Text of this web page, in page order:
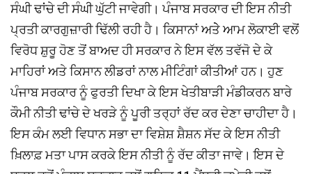
ਸੰਘੀ ਢਾਂਚੇ ਦੀ ਸੰਘੀ ਘੁੱਟੀ ਜਾਵੇਗੀ। ਪੰਜਾਬ ਸਰਕਾਰ ਦੀ ਇਸ ਨੀਤੀ
ਪ੍ਰਤੀ ਕਾਰਗੁਜ਼ਾਰੀ ਢਿੱਲੀ ਰਹੀ ਹੈ। ਕਿਸਾਨਾਂ ਅਤੇੇ ਆਮ ਲੋਕਾਈ ਵਲੋਂ
ਵਿਰੋਧ ਸ਼ੁਰੂ ਹੋਣ ਤੋਂ ਬਾਅਦ ਹੀ ਸਰਕਾਰ ਨੇ ਇਸ ਵੱਲ ਤਵੱਜੋ ਦੇ ਕੇ
ਮਾਹਿਰਾਂ ਅਤੇ ਕਿਸਾਨ ਲੀਡਰਾਂ ਨਾਲ ਮੀਟਿੰਗਾਂ ਕੀਤੀਆਂ ਹਨ। ਹੁਣ
ਪੰਜਾਬ ਸਰਕਾਰ ਨੂੰ ਫੁਰਤੀ ਦਿਖਾ ਕੇ ਇਸ ਖੇਤੀਬਾੜੀ ਮੰਡੀਕਰਨ ਬਾਰੇ
ਕੌਮੀ ਨੀਤੀ ਢਾਂਚੇ ਦੇ ਖਰੜੇ ਨੂੰ ਪੂਰੀ ਤਰ੍ਹਾਂ ਰੱਦ ਕਰ ਦੇਣਾ ਚਾਹੀਦਾ ਹੈ।
ਇਸ ਕੰਮ ਲਈ ਵਿਧਾਨ ਸਭਾ ਦਾ ਵਿਸ਼ੇਸ਼ ਸ਼ੈਸ਼ਨ ਸੱਦ ਕੇ ਇਸ ਨੀਤੀ
ਖ਼ਿਲਾਫ਼ ਮਤਾ ਪਾਸ ਕਰਕੇ ਇਸ ਨੀਤੀ ਨੂੰ ਰੱਦ ਕੀਤਾ ਜਾਵੇ। ਇਸ ਦੇ